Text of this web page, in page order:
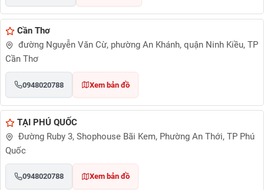
Cần Thơ
đường Nguyễn Văn Cừ, phường An Khánh, quận Ninh Kiều, TP
Cần Thơ
0948020788 Xem bản đồ
TẠI PHÚ QUỐC
Đường Ruby 3, Shophouse Bãi Kem, Phường An Thới, TP Phú
Quốc
0948020788 Xem bản đồ